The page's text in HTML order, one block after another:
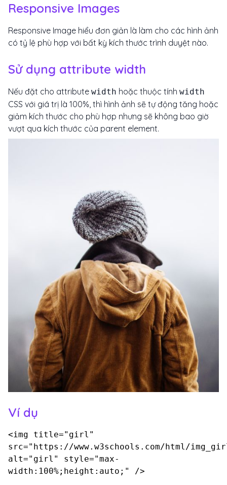
Responsive Images
Responsive Image hiểu đơn giản là làm cho các hình ảnh
có tỷ lệ phù hợp với bất kỳ kích thước trình duyệt nào.
Sử dụng attribute width
Nếu đặt cho attribute width hoặc thuộc tính width
CSS với giá trị là 100%, thì hình ảnh sẽ tự động tăng hoặc
giảm kích thước cho phù hợp nhưng sẽ không bao giờ
vượt qua kích thước của parent element.
Ví dụ
<img title="girl"
src="https://www.w3schools.com/html/
alt="girl" style="max-
width:100%;height:auto;" />